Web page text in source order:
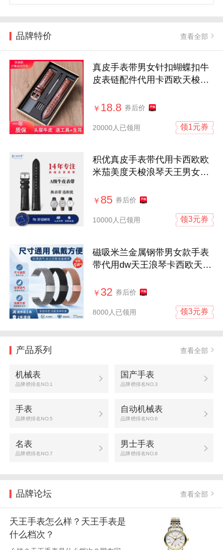
品牌特价 查看全部
真皮手表带男女针扣蝴蝶扣牛
皮表链配件代用卡西欧天梭华
￥ 18.8 券后价
20000人已领用 领1元券
积优真皮手表带代用卡西欧欧
米茄美度天梭浪琴天王男女士
￥ 85 券后价
10000人已领用 领3元券
磁吸米兰金属钢带男女款手表
带代用dw天王浪琴卡西欧天梭
￥ 32 券后价
8000人已领用 领3元券
产品系列 查看全部
机械表
品牌榜排名NO.1
国产手表
品牌榜排名NO.3
手表
品牌榜排名NO.5
自动机械表
品牌榜排名NO.6
名表
品牌榜排名NO.7
男士手表
品牌榜排名NO.8
品牌论坛 查看全部
天王手表怎么样？天王手表是
什么档次？